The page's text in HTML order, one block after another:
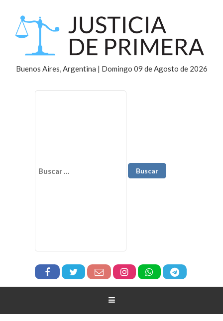
Buenos Aires, Argentina | Domingo 09 de Agosto de 2026